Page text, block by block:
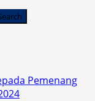
Pemenang